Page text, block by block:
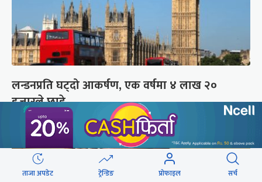
लन्डनप्रति घट्दो आकर्षण, एक वर्षमा ४ लाख २०
हजारले छाडे
ताजा अपडेट ट्रेन्डिङ प्रोफाइल सर्च